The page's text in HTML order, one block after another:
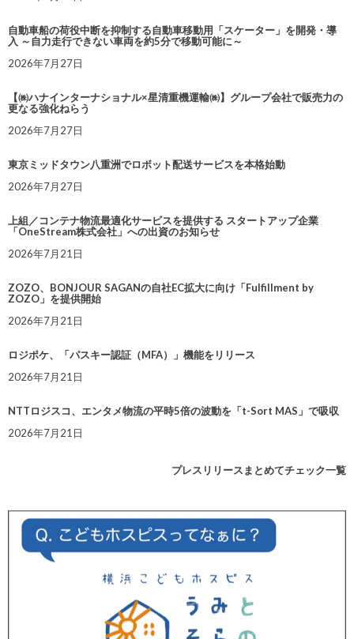
自動車船の荷役中断を抑制する自動車移動用「スケーター」を開発・導
入 ～自力走行できない車両を約5分で移動可能に～
2026年7月27日
【㈱ハナインターナショナル×星清重機運輸㈱】グループ会社で販売力の
更なる強化ねらう
2026年7月27日
東京ミッドタウン八重洲でロボット配送サービスを本格始動
2026年7月27日
上組／コンテナ物流最適化サービスを提供する スタートアップ企業
「OneStream株式会社」への出資のお知らせ
2026年7月21日
ZOZO、BONJOUR SAGANの自社EC拡大に向け「Fulfillment by
ZOZO」を提供開始
2026年7月21日
ロジポケ、「パスキー認証（MFA）」機能をリリース
2026年7月21日
NTTロジスコ、エンタメ物流の平時5倍の波動を「t-Sort MAS」で吸収
2026年7月21日
プレスリリースまとめてチェック一覧